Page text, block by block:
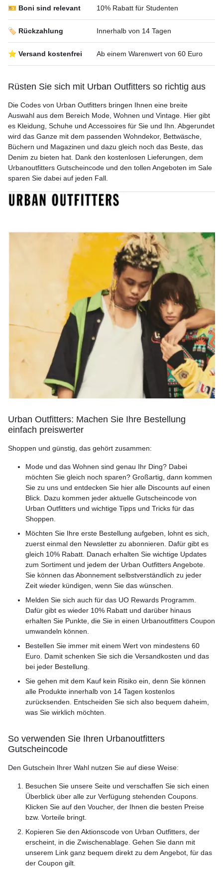
🎫 Boni sind relevant 10% Rabatt für Studenten
🏷️ Rückzahlung Innerhalb von 14 Tagen
⭐ Versand kostenfrei Ab einem Warenwert von 60 Euro
Rüsten Sie sich mit Urban Outfitters so richtig aus
Die Codes von Urban Outfitters bringen Ihnen eine breite
Auswahl aus dem Bereich Mode, Wohnen und Vintage. Hier gibt
es Kleidung, Schuhe und Accessoires für Sie und Ihn. Abgerundet
wird das Ganze mit dem passenden Wohndekor, Bettwäsche,
Büchern und Magazinen und dazu gleich noch das Beste, das
Denim zu bieten hat. Dank den kostenlosen Lieferungen, dem
Urbanoutfitters Gutscheincode und den tollen Angeboten im Sale
sparen Sie dabei auf jeden Fall.
Urban Outfitters: Machen Sie Ihre Bestellung
einfach preiswerter
Shoppen und günstig, das gehört zusammen:
Mode und das Wohnen sind genau Ihr Ding? Dabei
möchten Sie gleich noch sparen? Großartig, dann kommen
Sie zu uns und entdecken Sie hier alle Discounts auf einen
Blick. Dazu kommen jeder aktuelle Gutscheincode von
Urban Outfitters und wichtige Tipps und Tricks für das
Shoppen.
Möchten Sie Ihre erste Bestellung aufgeben, lohnt es sich,
zuerst einmal den Newsletter zu abonnieren. Dafür gibt es
gleich 10% Rabatt. Danach erhalten Sie wichtige Updates
zum Sortiment und jedem der Urban Outfitters Angebote.
Sie können das Abonnement selbstverständlich zu jeder
Zeit wieder kündigen, wenn Sie das wünschen.
Melden Sie sich auch für das UO Rewards Programm.
Dafür gibt es wieder 10% Rabatt und darüber hinaus
erhalten Sie Punkte, die Sie in einen Urbanoutfitters Coupon
umwandeln können.
Bestellen Sie immer mit einem Wert von mindestens 60
Euro. Damit schenken Sie sich die Versandkosten und das
bei jeder Bestellung.
Sie gehen mit dem Kauf kein Risiko ein, denn Sie können
alle Produkte innerhalb von 14 Tagen kostenlos
zurücksenden. Entscheiden Sie sich also bequem daheim,
was Sie wirklich möchten.
So verwenden Sie Ihren Urbanoutfitters
Gutscheincode
Den Gutschein Ihrer Wahl nutzen Sie auf diese Weise:
Besuchen Sie unsere Seite und verschaffen Sie sich einen
Überblick über alle zur Verfügung stehenden Coupons.
Klicken Sie auf den Voucher, der Ihnen die besten Preise
bzw. Vorteile bringt.
Kopieren Sie den Aktionscode von Urban Outfitters, der
erscheint, in die Zwischenablage. Gehen Sie dann mit
unserem Link ganz bequem direkt zu dem Angebot, für das
der Coupon gilt.